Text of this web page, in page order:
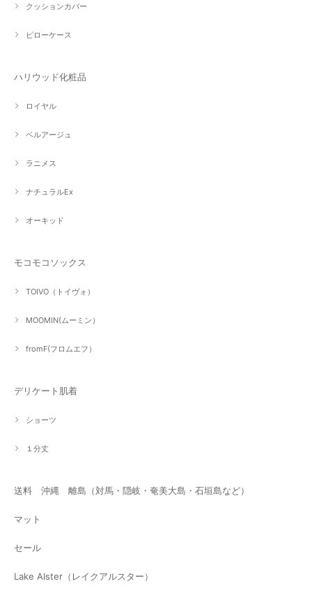
クッションカバー
ピローケース
ハリウッド化粧品
ロイヤル
ベルアージュ
ラニメス
ナチュラルEx
オーキッド
モコモコソックス
TOIVO（トイヴォ）
MOOMIN(ムーミン）
fromF(フロムエフ）
デリケート肌着
ショーツ
１分丈
送料 沖縄 離島（対馬・隠岐・奄美大島・石垣島など）
マット
セール
Lake Alster（レイクアルスター）